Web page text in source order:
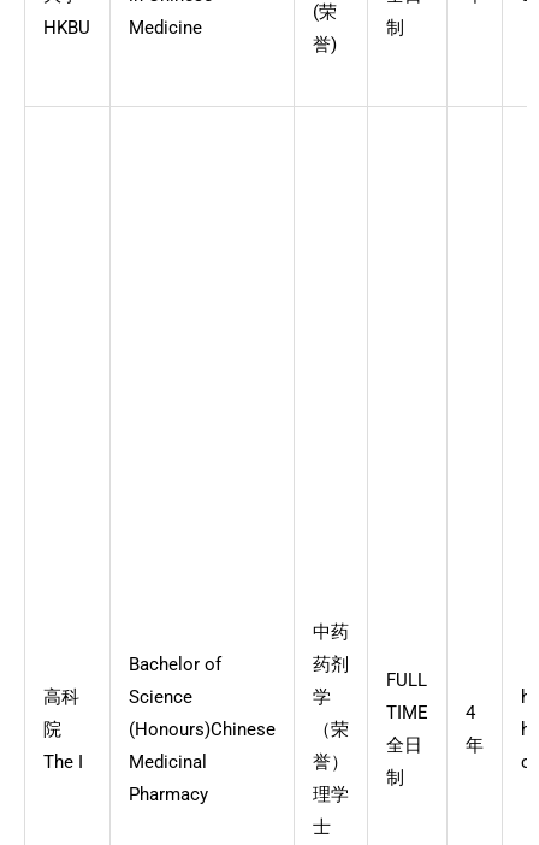
HKBU
Medicine
(荣
誉)
制
高科
院
The I
Bachelor of
Science
(Honours)Chinese
Medicinal
Pharmacy
中药
药剂
学
（荣
誉）
理学
士
FULL
TIME
全日
制
4
年